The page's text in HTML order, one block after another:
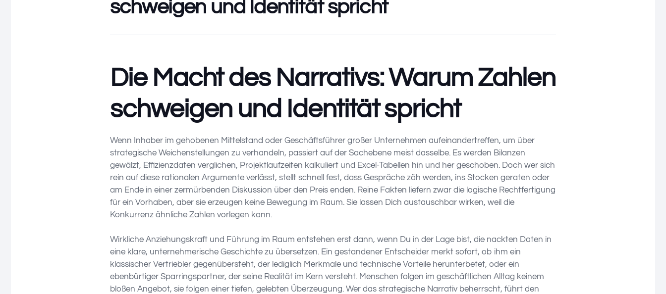
schweigen und Identität spricht
Die Macht des Narrativs: Warum Zahlen
schweigen und Identität spricht
Wenn Inhaber im gehobenen Mittelstand oder Geschäftsführer großer Unternehmen aufeinandertreffen, um über
strategische Weichenstellungen zu verhandeln, passiert auf der Sachebene meist dasselbe. Es werden Bilanzen
gewälzt, Effizienzdaten verglichen, Projektlaufzeiten kalkuliert und Excel-Tabellen hin und her geschoben. Doch wer sich
rein auf diese rationalen Argumente verlässt, stellt schnell fest, dass Gespräche zäh werden, ins Stocken geraten oder
am Ende in einer zermürbenden Diskussion über den Preis enden. Reine Fakten liefern zwar die logische Rechtfertigung
für ein Vorhaben, aber sie erzeugen keine Bewegung im Raum. Sie lassen Dich austauschbar wirken, weil die
Konkurrenz ähnliche Zahlen vorlegen kann.
Wirkliche Anziehungskraft und Führung im Raum entstehen erst dann, wenn Du in der Lage bist, die nackten Daten in
eine klare, unternehmerische Geschichte zu übersetzen. Ein gestandener Entscheider merkt sofort, ob ihm ein
klassischer Vertriebler gegenübersteht, der lediglich Merkmale und technische Vorteile herunterbetet, oder ein
ebenbürtiger Sparringspartner, der seine Realität im Kern versteht. Menschen folgen im geschäftlichen Alltag keinem
bloßen Angebot, sie folgen einer tiefen, gelebten Überzeugung. Wer das strategische Narrativ beherrscht, führt den